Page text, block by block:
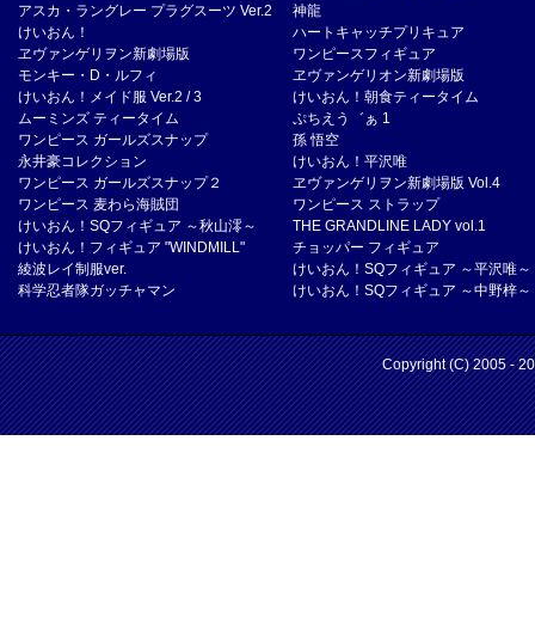
アスカ・ラングレー プラグスーツ Ver.2
神龍
けいおん！
ハートキャッチプリキュア
ヱヴァンゲリヲン新劇場版
ワンピースフィギュア
モンキー・D・ルフィ
ヱヴァンゲリオン新劇場版
けいおん！メイド服 Ver.2 / 3
けいおん！朝食ティータイム
ムーミンズ ティータイム
ぷちえう゛ぁ 1
ワンピース ガールズスナップ
孫 悟空
永井豪コレクション
けいおん！平沢唯
ワンピース ガールズスナップ２
ヱヴァンゲリヲン新劇場版 Vol.4
ワンピース 麦わら海賊団
ワンピース ストラップ
けいおん！SQフィギュア ～秋山澪～
THE GRANDLINE LADY vol.1
けいおん！フィギュア "WINDMILL"
チョッパー フィギュア
綾波レイ制服ver.
けいおん！SQフィギュア ～平沢唯～
科学忍者隊ガッチャマン
けいおん！SQフィギュア ～中野梓～
Copyright (C) 2005 -